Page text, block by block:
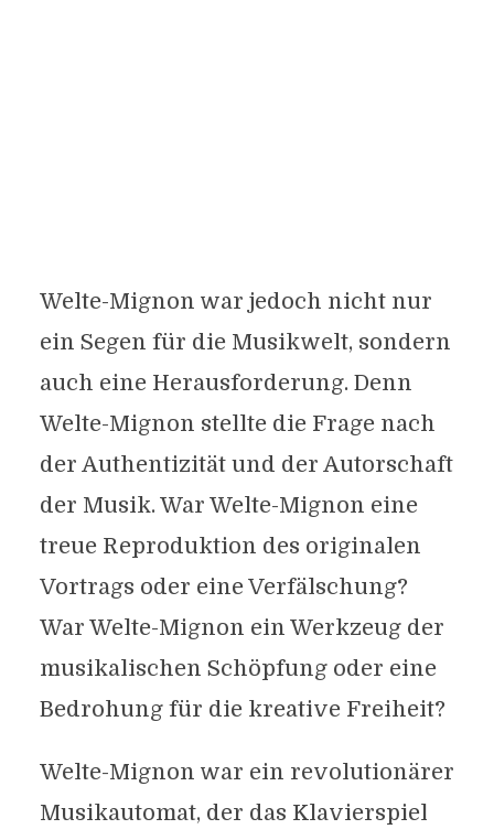
Welte-Mignon war jedoch nicht nur
ein Segen für die Musikwelt, sondern
auch eine Herausforderung. Denn
Welte-Mignon stellte die Frage nach
der Authentizität und der Autorschaft
der Musik. War Welte-Mignon eine
treue Reproduktion des originalen
Vortrags oder eine Verfälschung?
War Welte-Mignon ein Werkzeug der
musikalischen Schöpfung oder eine
Bedrohung für die kreative Freiheit?
Welte-Mignon war ein revolutionärer
Musikautomat, der das Klavierspiel